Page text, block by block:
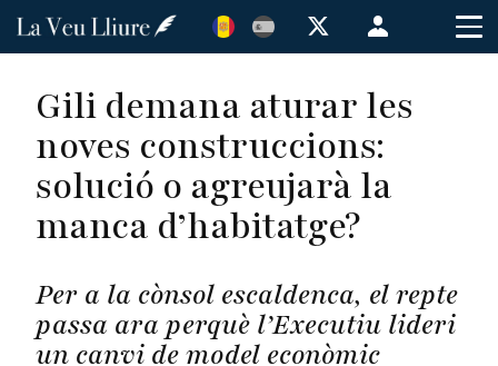
Vés
Menú
de
cuenta
de
usuario
Gili demana aturar les
noves construccions:
solució o agreujarà la
manca d’habitatge?
Per a la cònsol escaldenca, el repte
passa ara perquè l’Executiu lideri
un canvi de model econòmic